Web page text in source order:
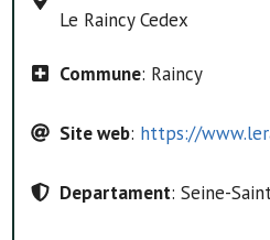
Le Raincy Cedex
Commune: Raincy
Site web: https://
Departament: Seine-